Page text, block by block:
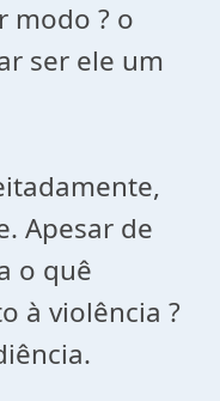
modo ? o
ser ele um
Apesar de
o quê
à violência ?